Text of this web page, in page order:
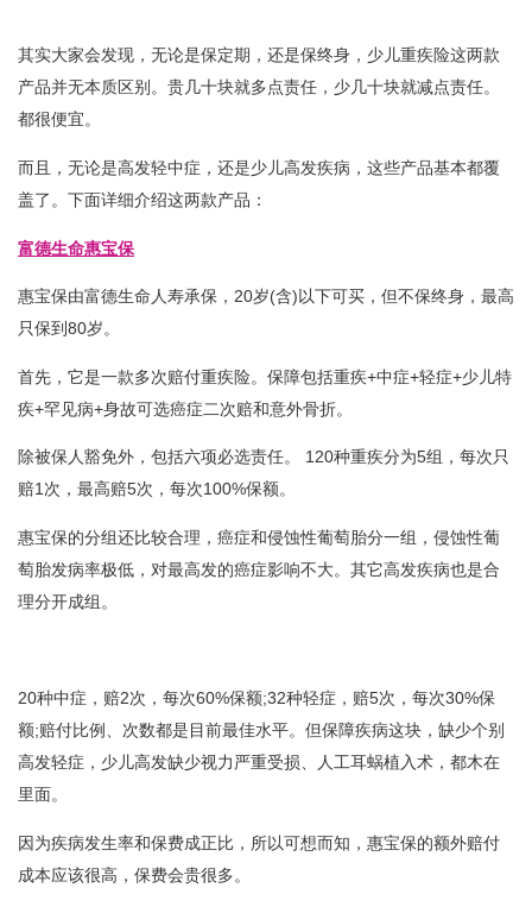
其实大家会发现，无论是保定期，还是保终身，少儿重疾险这两款
产品并无本质区别。贵几十块就多点责任，少几十块就减点责任。
都很便宜。
而且，无论是高发轻中症，还是少儿高发疾病，这些产品基本都覆
盖了。下面详细介绍这两款产品：
富德生命惠宝保
惠宝保由富德生命人寿承保，20岁(含)以下可买，但不保终身，最高
只保到80岁。
首先，它是一款多次赔付重疾险。保障包括重疾+中症+轻症+少儿特
疾+罕见病+身故可选癌症二次赔和意外骨折。
除被保人豁免外，包括六项必选责任。 120种重疾分为5组，每次只
赔1次，最高赔5次，每次100%保额。
惠宝保的分组还比较合理，癌症和侵蚀性葡萄胎分一组，侵蚀性葡
萄胎发病率极低，对最高发的癌症影响不大。其它高发疾病也是合
理分开成组。
20种中症，赔2次，每次60%保额;32种轻症，赔5次，每次30%保
额;赔付比例、次数都是目前最佳水平。但保障疾病这块，缺少个别
高发轻症，少儿高发缺少视力严重受损、人工耳蜗植入术，都木在
里面。
因为疾病发生率和保费成正比，所以可想而知，惠宝保的额外赔付
成本应该很高，保费会贵很多。